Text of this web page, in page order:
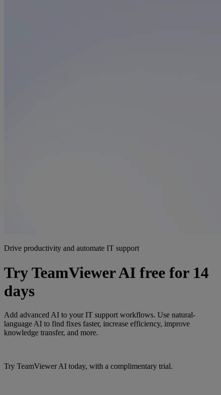
Drive productivity and automate IT support
Try TeamViewer AI free for 14
days
Add advanced AI to your IT support workflows. Use natural-
language AI to find fixes faster, increase efficiency, improve
knowledge transfer, and more.
Try TeamViewer AI today, with a complimentary trial.